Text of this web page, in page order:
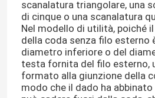
scanalatura triangolare, una
di cinque o una scanalatura
Nel modello di utilità, poiché
della coda senza filo esterno
diametro inferiore o del
testa fornita del filo esterno,
formato alla giunzione della
modo che il dado ha